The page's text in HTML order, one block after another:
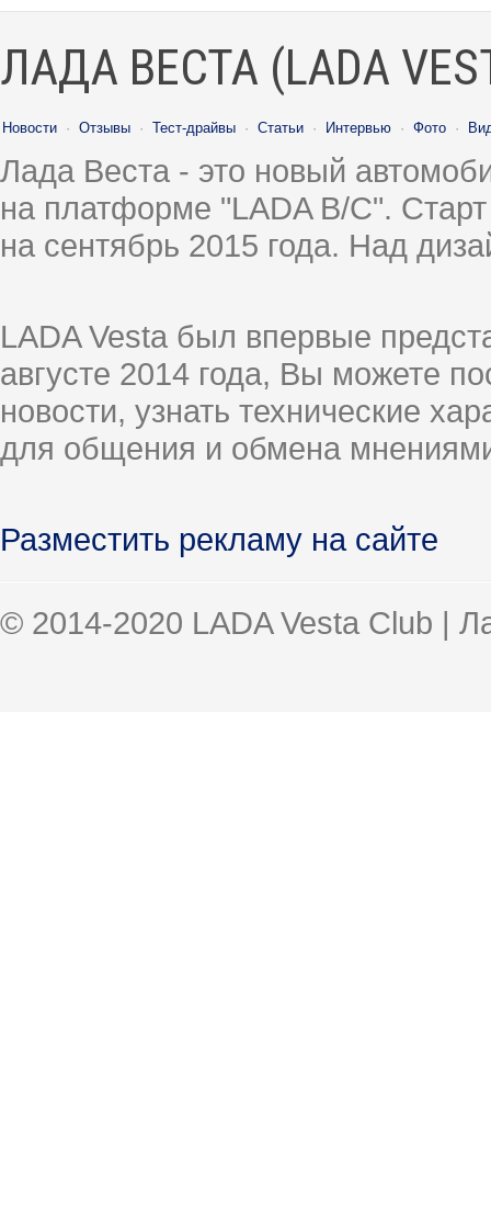
ЛАДА ВЕСТА (LADA
Новости · Отзывы · Тест-драйвы · Статьи · Интервью · Фото ·
Лада Веста - это новый
на платформе "LADA B/C".
на сентябрь 2015 года. Над
LADA Vesta был впервые
августе 2014 года, Вы можете
новости, узнать технические
для общения и обмена
Разместить рекламу на сайте
© 2014-2020 LADA Vesta Club |